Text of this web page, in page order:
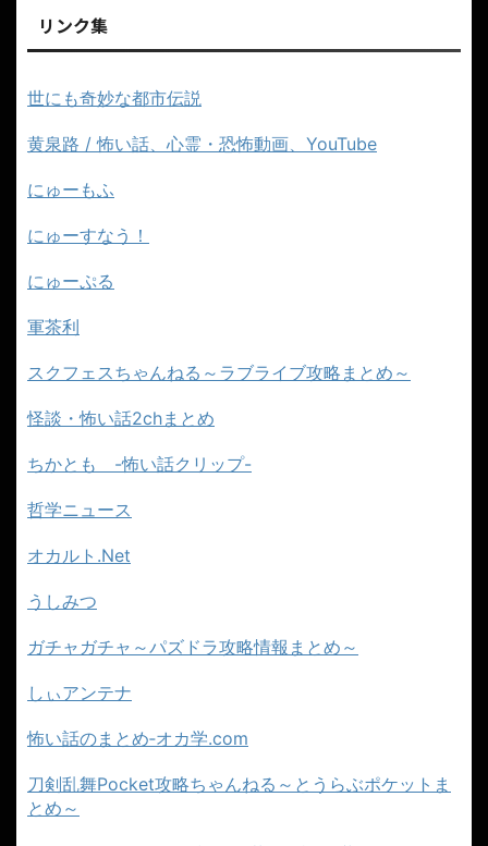
リンク集
世にも奇妙な都市伝説
黄泉路 / 怖い話、心霊・恐怖動画、YouTube
にゅーもふ
にゅーすなう！
にゅーぷる
軍茶利
スクフェスちゃんねる～ラブライブ攻略まとめ～
怪談・怖い話2chまとめ
ちかとも -怖い話クリップ-
哲学ニュース
オカルト.Net
うしみつ
ガチャガチャ～パズドラ攻略情報まとめ～
しぃアンテナ
怖い話のまとめ‐オカ学.com
刀剣乱舞Pocket攻略ちゃんねる～とうらぶポケットま
とめ～